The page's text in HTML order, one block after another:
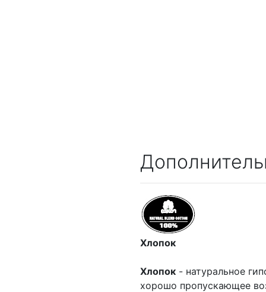
Хлопок
Хлопок - натуральное
хорошо пропускающее